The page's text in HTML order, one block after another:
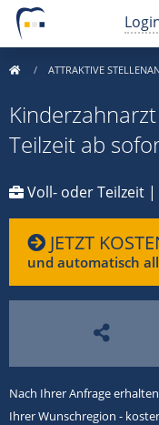
ATTRAKTIVE
Teilzeit ab
Voll- oder Teilzeit |
JETZT
und automatisch
Nach Ihrer Anfrage
Ihrer Wunschregion -